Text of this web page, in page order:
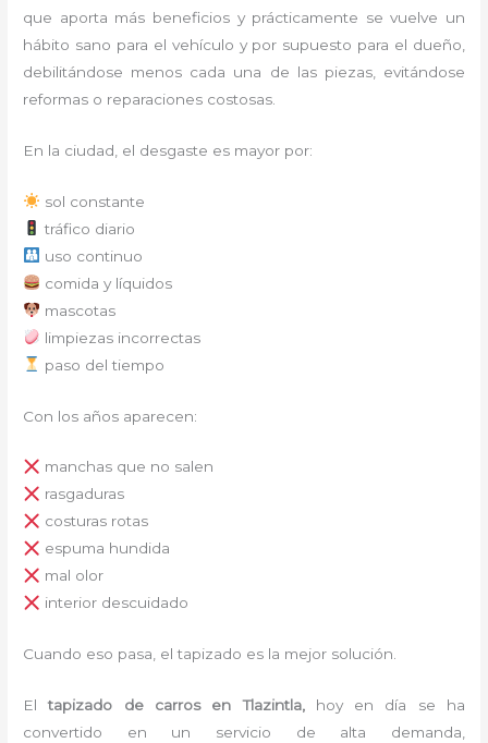
que aporta más beneficios y prácticamente se vuelve un
hábito sano para el vehículo y por supuesto para el dueño,
debilitándose menos cada una de las piezas, evitándose
reformas o reparaciones costosas.
En la ciudad, el desgaste es mayor por:
sol constante
tráfico diario
uso continuo
comida y líquidos
mascotas
limpiezas incorrectas
paso del tiempo
Con los años aparecen:
manchas que no salen
rasgaduras
costuras rotas
espuma hundida
mal olor
interior descuidado
Cuando eso pasa, el tapizado es la mejor solución.
El tapizado de carros en Tlazintla, hoy en día se ha
convertido en un servicio de alta demanda,